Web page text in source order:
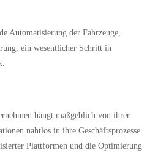
Automatisierung der Fahrzeuge,
ein wesentlicher Schritt in
hängt maßgeblich von ihrer
nahtlos in ihre Geschäftsprozesse
Plattformen und die Optimierung